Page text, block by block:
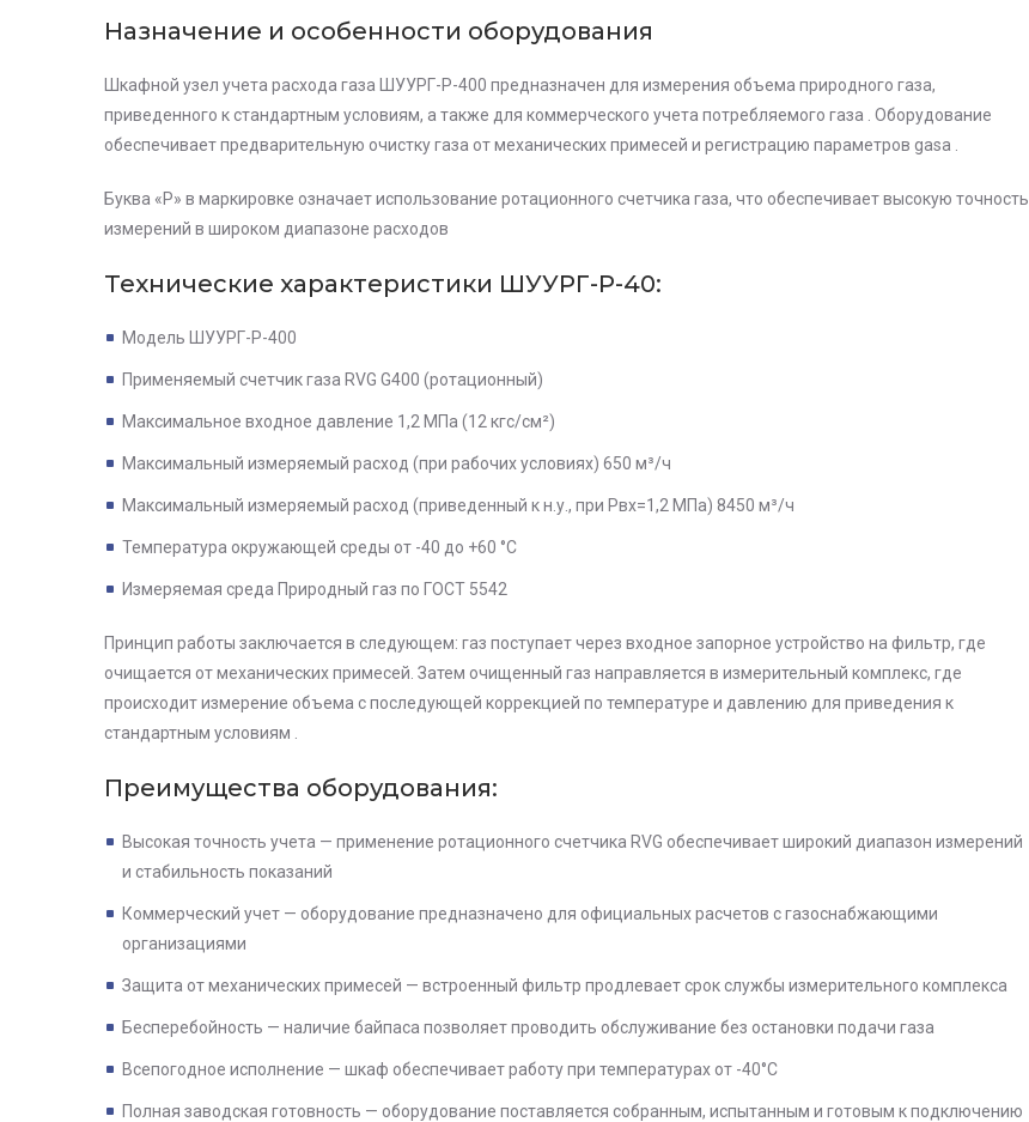
Назначение и особенности оборудования
Шкафной узел учета расхода газа ШУУРГ-Р-400 предназначен для измерения объема природного газа,
приведенного к стандартным условиям, а также для коммерческого учета потребляемого газа . Оборудование
обеспечивает предварительную очистку газа от механических примесей и регистрацию параметров gasa .
Буква «Р» в маркировке означает использование ротационного счетчика газа, что обеспечивает высокую точность
измерений в широком диапазоне расходов
Технические характеристики ШУУРГ-Р-40:
Модель ШУУРГ-Р-400
Применяемый счетчик газа RVG G400 (ротационный)
Максимальное входное давление 1,2 МПа (12 кгс/см²)
Максимальный измеряемый расход (при рабочих условиях) 650 м³/ч
Максимальный измеряемый расход (приведенный к н.у., при Рвх=1,2 МПа) 8450 м³/ч
Температура окружающей среды от -40 до +60 °С
Измеряемая среда Природный газ по ГОСТ 5542
Принцип работы заключается в следующем: газ поступает через входное запорное устройство на фильтр, где
очищается от механических примесей. Затем очищенный газ направляется в измерительный комплекс, где
происходит измерение объема с последующей коррекцией по температуре и давлению для приведения к
стандартным условиям .
Преимущества оборудования:
Высокая точность учета — применение ротационного счетчика RVG обеспечивает широкий диапазон измерений
и стабильность показаний
Коммерческий учет — оборудование предназначено для официальных расчетов с газоснабжающими
организациями
Защита от механических примесей — встроенный фильтр продлевает срок службы измерительного комплекса
Бесперебойность — наличие байпаса позволяет проводить обслуживание без остановки подачи газа
Всепогодное исполнение — шкаф обеспечивает работу при температурах от -40°С
Полная заводская готовность — оборудование поставляется собранным, испытанным и готовым к подключению